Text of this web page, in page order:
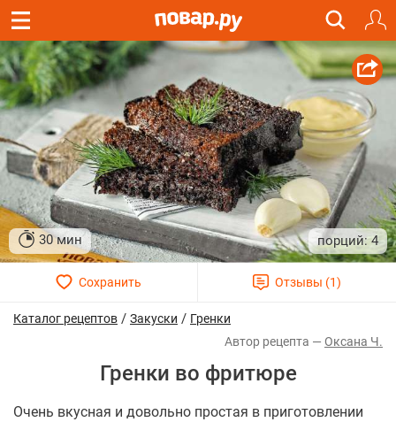
30 мин 4
Каталог рецептов / Закуски / Гренки
Оксана Ч.
Гренки во фритюре
Очень вкусная и довольно простая в приготовлении